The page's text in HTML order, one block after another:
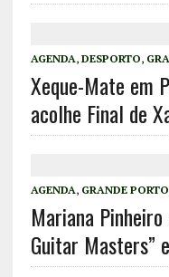
AGENDA, DESPORTO,
Xeque-Mate em
acolhe Final de
AGENDA, GRANDE PORTO
Mariana
Guitar Masters”